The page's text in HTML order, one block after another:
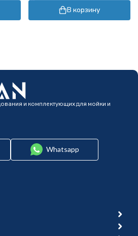
В корзину
и комплектующих для мойки и
Whatsapp